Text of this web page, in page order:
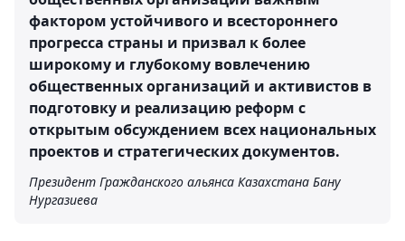
фактором устойчивого и всестороннего
прогресса страны и призвал к более
широкому и глубокому вовлечению
общественных организаций и активистов в
подготовку и реализацию реформ с
открытым обсуждением всех национальных
проектов и стратегических документов.
Президент Гражданского альянса Казахстана Бану
Нургазиева